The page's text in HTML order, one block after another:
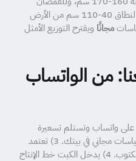
يمكن عمل صفّين. الأدراج تكون في النطاق 40-110 سم من الأرض
مجانًا ويقترح التوزيع الأمثل
من الواتساب
على واتساب وتستلم تسعيرة
مبدئية فورية. 2) نحدد موعد رفع قياسات مجاني في بيتك. 3) تعتمد
التصميم والخامات والسعر النهائي المكتوب. 4) يدخل الكبت خط الإنتاج